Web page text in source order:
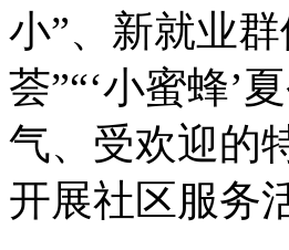
小”、新就业
荟”“‘小蜜蜂’
气、受欢迎的
开展社区服务